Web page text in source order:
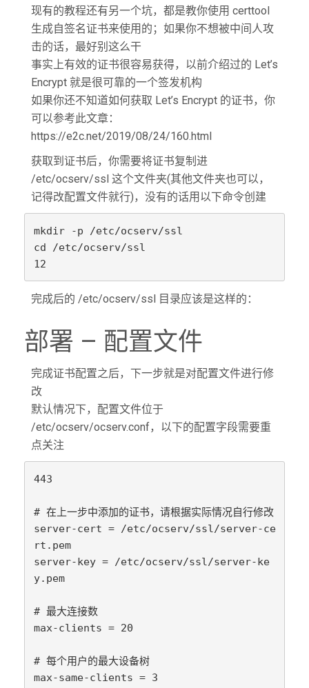
现有的教程还有另一个坑，都是教你使用 certtool
生成自签名证书来使用的；如果你不想被中间人攻
击的话，最好别这么干
事实上有效的证书很容易获得，以前介绍过的 Let’s
Encrypt 就是很可靠的一个签发机构
如果你还不知道如何获取 Let’s Encrypt 的证书，你
可以参考此文章：
https://e2c.net/2019/08/24/160.html
获取到证书后，你需要将证书复制进
/etc/ocserv/ssl 这个文件夹(其他文件夹也可以，
记得改配置文件就行)，没有的话用以下命令创建
mkdir -p /etc/ocserv/ssl
cd /etc/ocserv/ssl
完成后的 /etc/ocserv/ssl 目录应该是这样的：
部署 – 配置文件
完成证书配置之后，下一步就是对配置文件进行修
改
默认情况下，配置文件位于
/etc/ocserv/ocserv.conf，以下的配置字段需要重
点关注
443
# 在上一步中添加的证书，请根据实际情况自行修改
server-cert = /etc/ocserv/ssl/server-ce
rt.pem
server-key = /etc/ocserv/ssl/server-ke
y.pem
# 最大连接数
max-clients = 20
# 每个用户的最大设备树
max-same-clients = 3